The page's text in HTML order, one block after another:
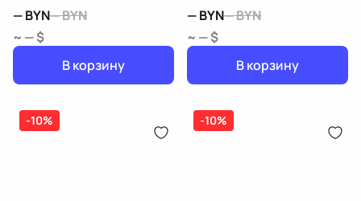
—BYN—BYN
~ — $
В корзину
—BYN—BYN
~ — $
В корзину
-10% -10%